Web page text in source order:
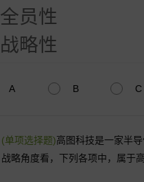
全员性
战略性
A B C
(单项选择题)高图科技是一家半
战略角度看，下列各项中，属